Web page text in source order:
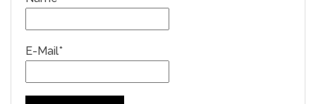
E-Mail*